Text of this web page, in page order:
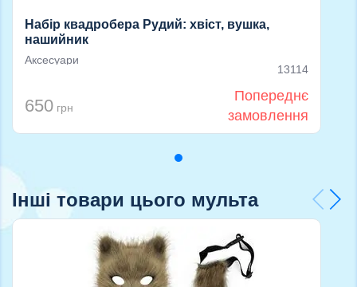
Набір квадробера Рудий: хвіст, вушка,
нашийник
Аксесуари
13114
650 грн
Попереднє
замовлення
Інші товари цього мульта